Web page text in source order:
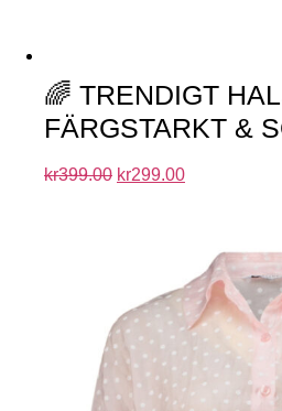
🌈 TRENDIGT
FÄRGSTARKT &
kr399.00 kr299.00